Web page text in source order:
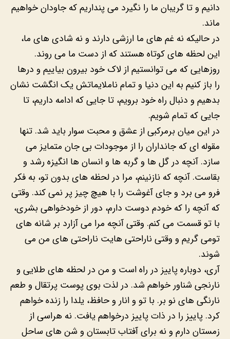
دانیم و تا گریبان ما را نگیرد می پنداریم که جاودان خواهیم
ماند.
در حالیکه نه غم های ما ارزشی دارند و نه شادی های ما،
این لحظه های کوتاه هستند که از دست ما می روند.
روزهایی که می توانستیم از لاک خود بیرون بیاییم و درها
را باز کنیم به این دنیا و تمام ناملایماتش یک انگشت نشان
بدهیم و دنبال راه خود برویم، تا جایی که ادامه داریم، تا
جایی که تمام شویم.
در این میان برمرکبی از عشق و محبت سوار باید شد. تنها
مقوله ای که جانداران را از موجودات بی جان متمایز می
سازد. آنچه در گل ها و گربه ها و انسان ها انگیزه رشد و
بقاست. آنچه که نازنینم، مرا در لحظه های بدون تو، به فکر
فرو می برد و جای آغوشت را با هیچ چیز پر نمی کند. وقتی
که آنچه را که خودم دوست دارم، دور از خودخواهی بشری،
با تو قسمت می کنم. وقتی آنچه مرا می آزارد بر شانه های
تومی گریم و وقتی ناراحتی هایت ناراحتی های من می
شوند.
آری، دوباره پاییز در راه است و من در لحظه های طلایی و
نارنجی شناور خواهم شد. در لذت بوی پوست پرتقال و طعم
نارنگی های نو بر. با تو و انار و حافظ، یلدا را زنده خواهم
کرد. پاییز را در ذات پاییز درخواهم یافت. نه هراسی از
زمستان دارم و نه برای آفتاب تابستان و شن های ساحل